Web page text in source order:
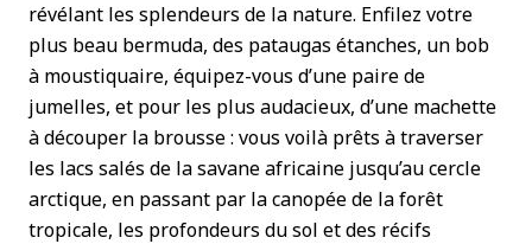
révélant les splendeurs de la nature. Enfilez votre
plus beau bermuda, des pataugas étanches, un bob
à moustiquaire, équipez-vous d’une paire de
jumelles, et pour les plus audacieux, d’une machette
à découper la brousse : vous voilà prêts à traverser
les lacs salés de la savane africaine jusqu’au cercle
arctique, en passant par la canopée de la forêt
tropicale, les profondeurs du sol et des récifs